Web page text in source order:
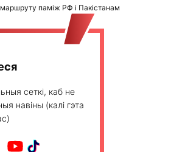
паміж РФ і Пакістанам
сеткі, каб не
навіны (калі гэта